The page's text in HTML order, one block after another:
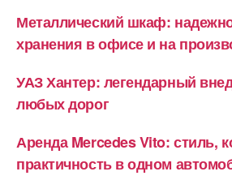
Металлический шкаф:
хранения в офисе и на
УАЗ Хантер: легендарный
любых дорог
Аренда Mercedes Vito: стиль,
практичность в одном